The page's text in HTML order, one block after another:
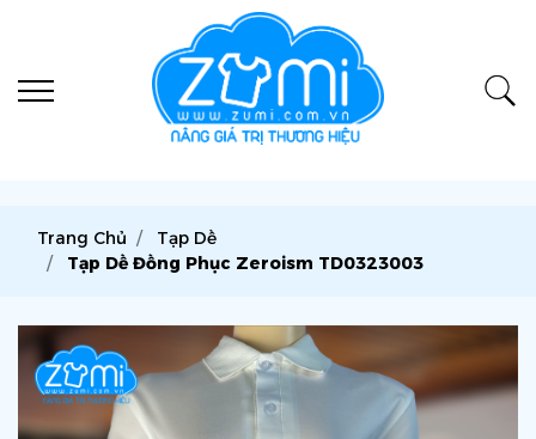
Trang Chủ
Tạp Dề
Tạp Dề Đồng Phục Zeroism TD0323003